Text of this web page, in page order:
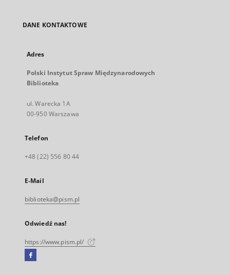
DANE KONTAKTOWE
Adres
Polski Instytut Spraw Międzynarodowych
Biblioteka
ul. Warecka 1A
00-950 Warszawa
Telefon
+48 (22) 556 80 44
E-Mail
biblioteka@pism.pl
Odwiedź nas!
https://www.pism.pl/
Facebook